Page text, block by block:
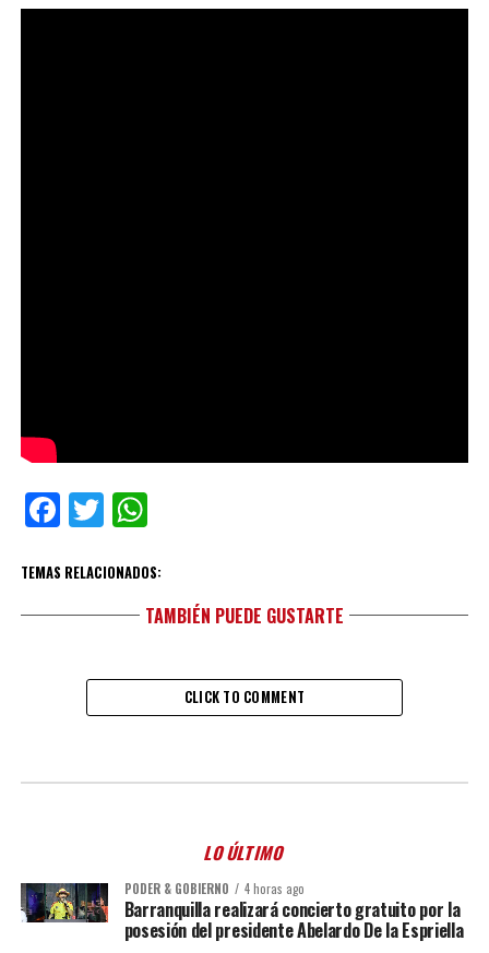
Facebook
TwitterWhatsApp
TEMAS RELACIONADOS:
TAMBIÉN PUEDE GUSTARTE
CLICK TO COMMENT
LO ÚLTIMO
PODER & GOBIERNO 4 horas ago
Barranquilla realizará concierto gratuito por la
posesión del presidente Abelardo De la Espriella